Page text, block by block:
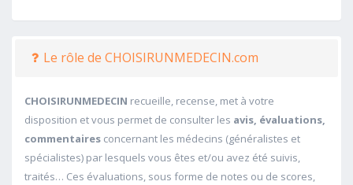
Le rôle de CHOISIRUNMEDECIN.com
CHOISIRUNMEDECIN recueille, recense, met à votre
disposition et vous permet de consulter les avis, évaluations,
commentaires concernant les médecins (généralistes et
spécialistes) par lesquels vous êtes et/ou avez été suivis,
traités… Ces évaluations, sous forme de notes ou de scores,